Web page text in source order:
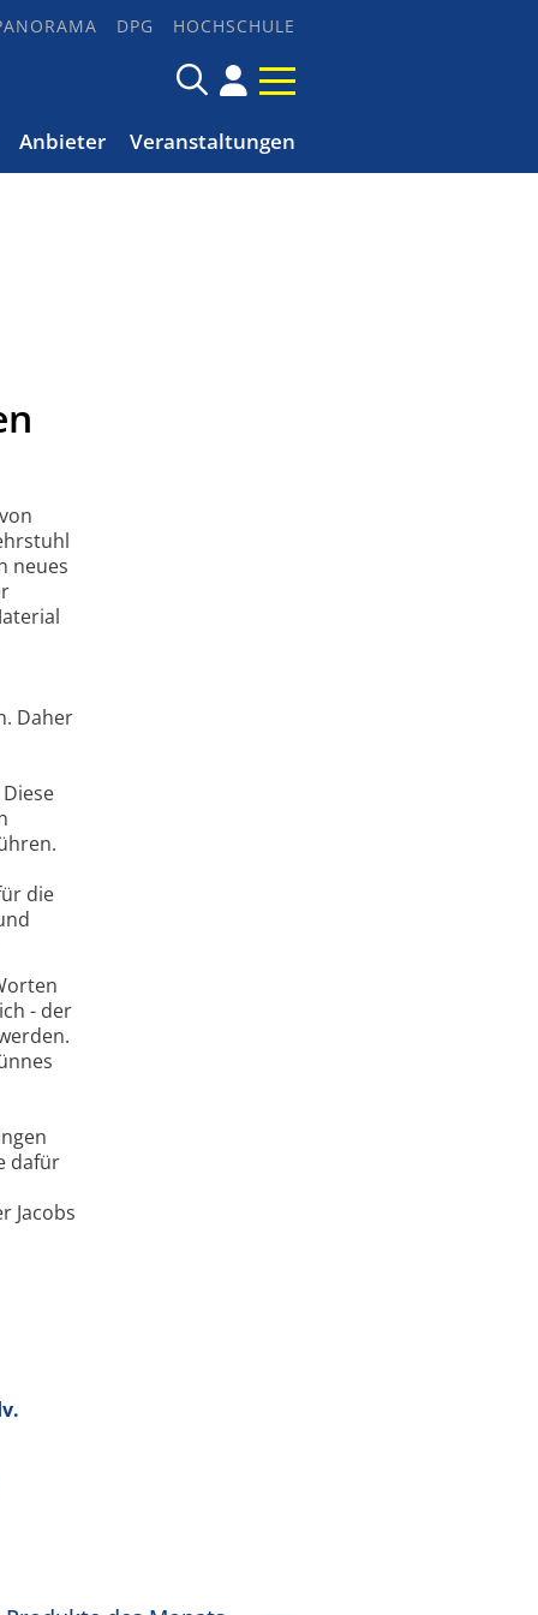
DPG HOCHSCHULE
Anbieter Veranstaltungen
neues
Daher
die
- der
dafür
Jacobs